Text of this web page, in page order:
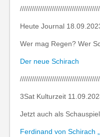
Heute Journal
Wer mag Regen? Wer
Der neue Schirach
3Sat Kulturzeit
Jetzt auch als
Ferdinand von Schirach